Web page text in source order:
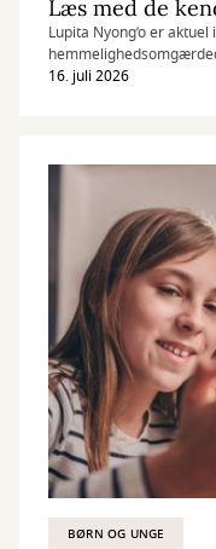
Læs med de
Lupita Nyong’o er
læser hun, når kameraet
16. juli 2026
BØRN OG UNGE